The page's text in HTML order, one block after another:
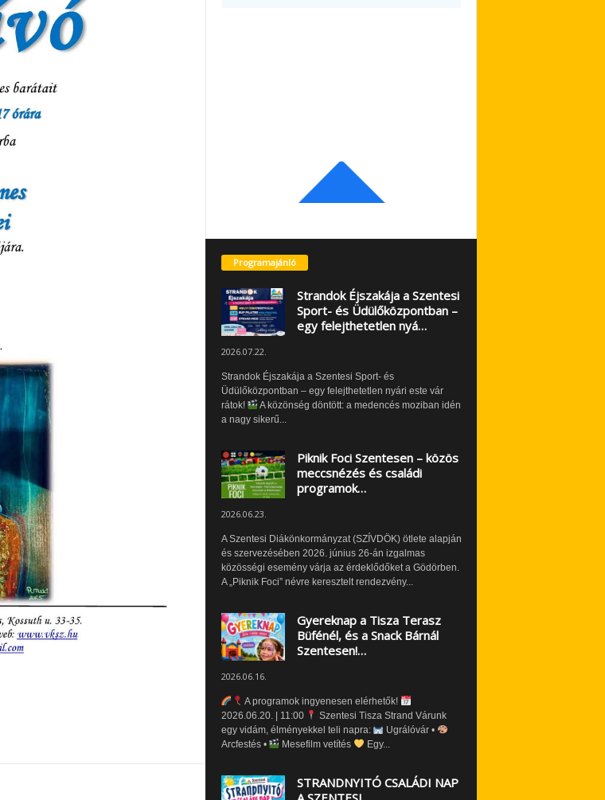
Programajánló
Strandok Éjszakája a Szentesi
Sport- és Üdülőközpontban –
egy felejthetetlen nyá…
2026.07.22.
Strandok Éjszakája a Szentesi Sport- és
Üdülőközpontban – egy felejthetetlen nyári este vár
rátok!
A közönség döntött: a medencés moziban idén
a nagy sikerű...
Piknik Foci Szentesen – közös
meccsnézés és családi
programok…
2026.06.23.
A Szentesi Diákönkormányzat (SZÍVDÖK) ötlete alapján
és szervezésében 2026. június 26-án izgalmas
közösségi esemény várja az érdeklődőket a Gödörben.
A „Piknik Foci” névre keresztelt rendezvény...
Gyereknap a Tisza Terasz
Büfénél, és a Snack Bárnál
Szentesen!…
2026.06.16.
A programok ingyenesen elérhetők!
2026.06.20. | 11:00
Szentesi Tisza Strand Várunk
egy vidám, élményekkel teli napra:
Ugrálóvár •
Arcfestés •
Mesefilm vetítés Egy...
STRANDNYITÓ CSALÁDI NAP